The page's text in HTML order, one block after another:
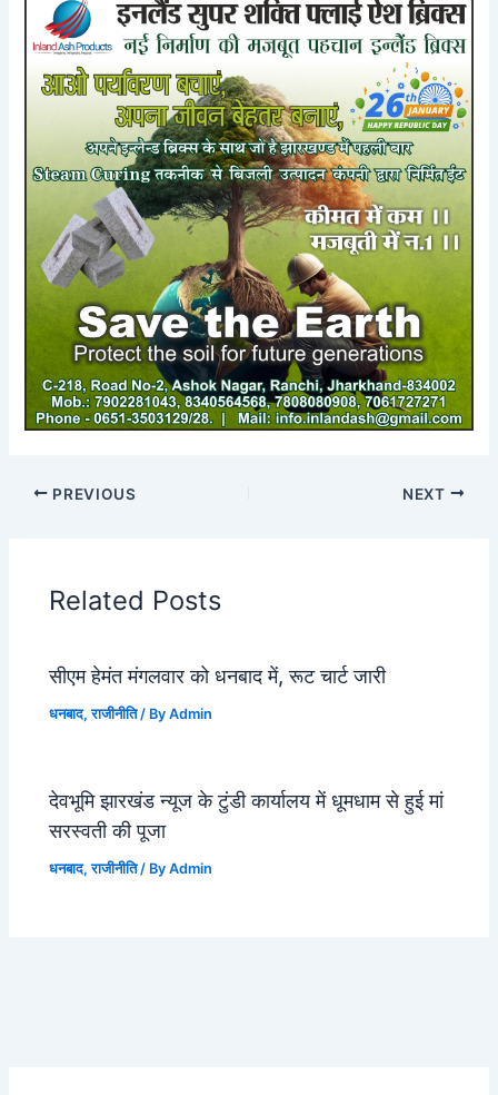
PREVIOUS NEXT
Related Posts
सीएम हेमंत मंगलवार को धनबाद में, रूट चार्ट जारी
धनबाद,राजीनीति/ ByAdmin
देवभूमि झारखंड न्यूज के टुंडी कार्यालय में धूमधाम से हुई मां
सरस्वती की पूजा
धनबाद,राजीनीति/ ByAdmin